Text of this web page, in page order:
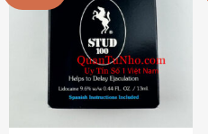
biến
thể.
Các
tùy
chọn